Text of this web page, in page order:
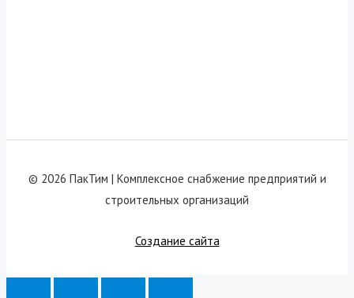
© 2026 ПакТим | Комплексное снабжение предприятий и
строительных организаций
Создание сайта